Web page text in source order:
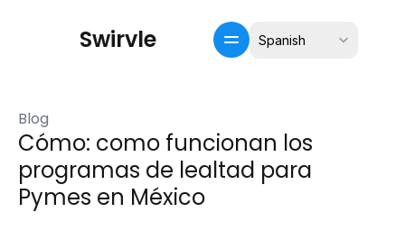
Swirvle Spanish
Precios
Pricing
Blog
Blog
Cómo: como funcionan los
programas de lealtad para
Pymes en México